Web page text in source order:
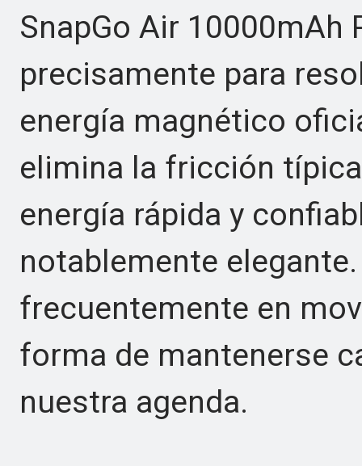
SnapGo Air 10000mAh
precisamente para
energía magnético
elimina la fricción
energía rápida y
notablemente
frecuentemente en
forma de mantenerse
nuestra agenda.